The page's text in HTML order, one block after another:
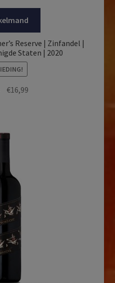
Reserve | Zinfandel |
Staten | 2020
Oorspronkelijke
€16,99Huidige